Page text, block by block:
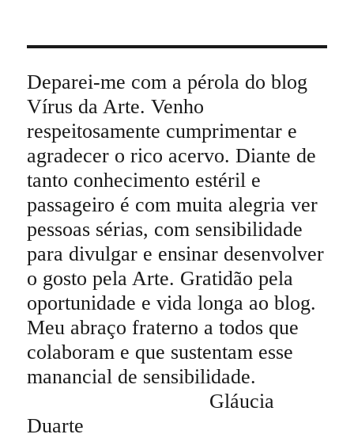
Deparei-me com a pérola do blog
Vírus da Arte. Venho
respeitosamente cumprimentar e
agradecer o rico acervo. Diante de
tanto conhecimento estéril e
passageiro é com muita alegria ver
pessoas sérias, com sensibilidade
para divulgar e ensinar desenvolver
o gosto pela Arte. Gratidão pela
oportunidade e vida longa ao blog.
Meu abraço fraterno a todos que
colaboram e que sustentam esse
manancial de sensibilidade.
Gláucia
Duarte